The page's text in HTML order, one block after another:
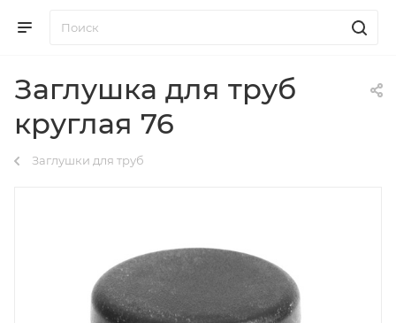
Заглушка для труб
круглая 76
Заглушки для труб